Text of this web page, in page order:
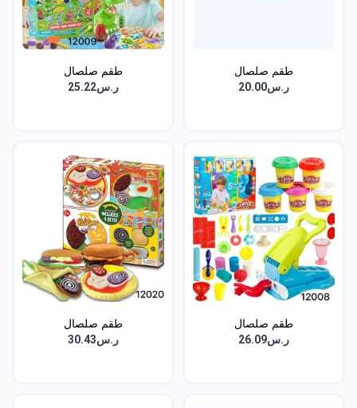
طقم صلصال
ر.س20.00
طقم صلصال
ر.س25.22
طقم صلصال
ر.س26.09
طقم صلصال
ر.س30.43